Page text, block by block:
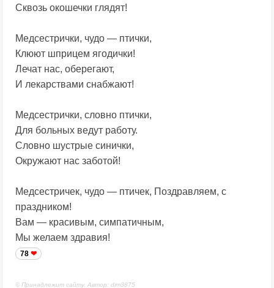
Сквозь окошечки глядят!
Медсестрички, чудо — птички,
Клюют шприцем ягодички!
Лечат нас, оберегают,
И лекарствами снабжают!
Медсестрички, словно птички,
Для больных ведут работу.
Словно шустрые синички,
Окружают нас заботой!
Медсестричек, чудо — птичек, Поздравляем, с
праздником!
Вам — красивым, симпатичным,
Мы желаем здравия!
78
© Принадлежит сайту. Автор: dim3875